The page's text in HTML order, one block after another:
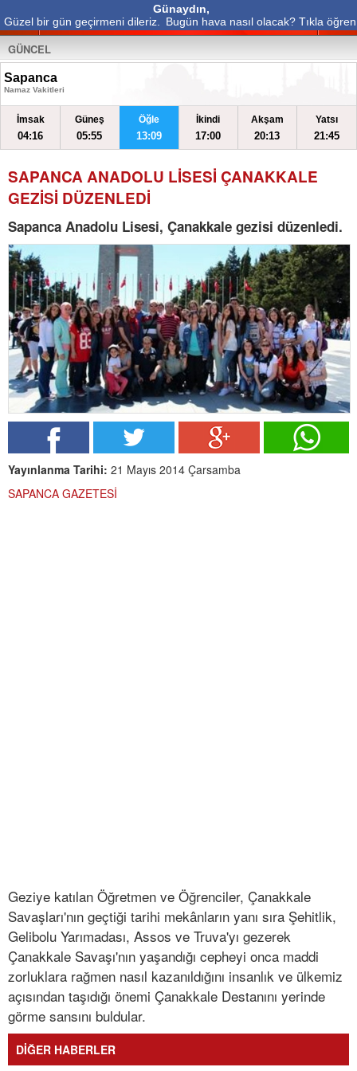
Günaydın,
Güzel bir gün geçirmeni dileriz.
Bugün hava nasıl olacak? Tıkla öğren
GÜNCEL
Sapanca
Namaz Vakitleri
İmsak
04:16
Güneş
05:55
Öğle
13:09
İkindi
17:00
Akşam
20:13
Yatsı
21:45
SAPANCA ANADOLU LİSESİ ÇANAKKALE
GEZİSİ DÜZENLEDİ
Sapanca Anadolu Lisesi, Çanakkale gezisi düzenledi.
Yayınlanma Tarihi: 21 Mayıs 2014 Çarsamba
SAPANCA GAZETESİ
Geziye katılan Öğretmen ve Öğrenciler, Çanakkale
Savaşları'nın geçtiği tarihi mekânların yanı sıra Şehitlik,
Gelibolu Yarımadası, Assos ve Truva'yı gezerek
Çanakkale Savaşı'nın yaşandığı cepheyi onca maddi
zorluklara rağmen nasıl kazanıldığını insanlık ve ülkemiz
açısından taşıdığı önemi Çanakkale Destanını yerinde
görme sansını buldular.
DİĞER HABERLER